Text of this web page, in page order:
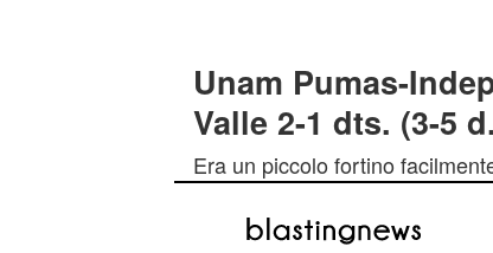
Unam Pumas-
Valle 2-1 dts. (3-5
Era un piccolo fortino
per 2-1 in casanon metteva al